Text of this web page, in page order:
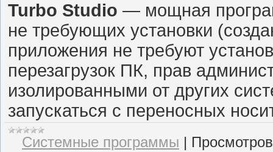
Turbo Studio — мощная
не требующих установки
приложения не требуют
перезагрузок ПК, прав
изолированными от других
запускаться с переносных
Системные программы |